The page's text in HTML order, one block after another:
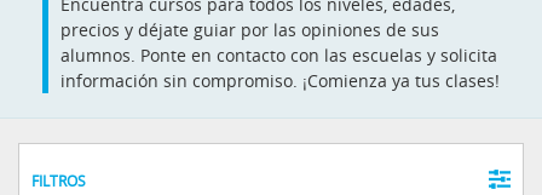
precios y déjate guiar por las opiniones de sus
alumnos. Ponte en contacto con las escuelas y solicita
información sin compromiso. ¡Comienza ya tus clases!
FILTROS